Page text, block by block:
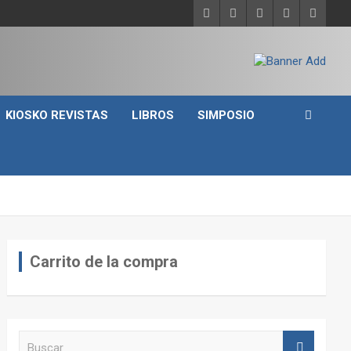
KIOSKO REVISTAS LIBROS SIMPOSIO
Carrito de la compra